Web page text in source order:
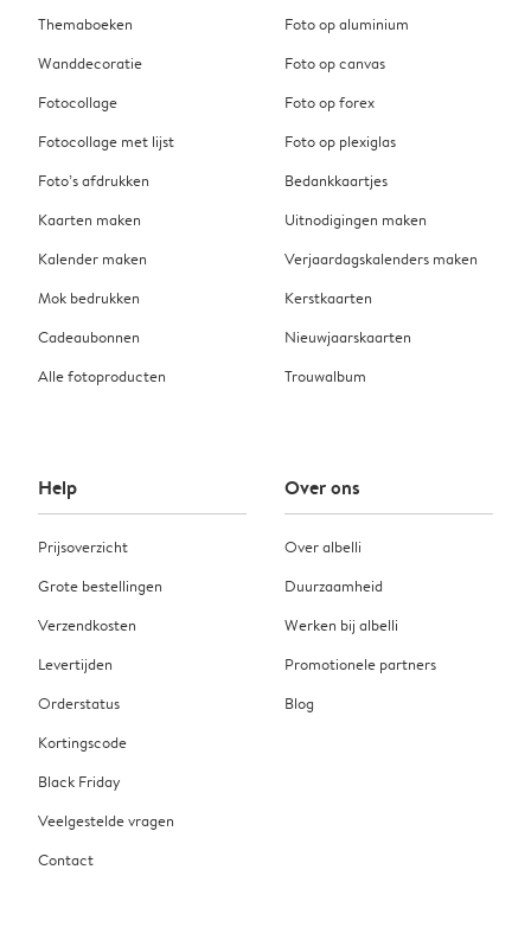
Themaboeken
Wanddecoratie
Fotocollage
Fotocollage met lijst
Foto’s afdrukken
Kaarten maken
Kalender maken
Mok bedrukken
Cadeaubonnen
Alle fotoproducten
Foto op aluminium
Foto op canvas
Foto op forex
Foto op plexiglas
Bedankkaartjes
Uitnodigingen maken
Verjaardagskalenders maken
Kerstkaarten
Nieuwjaarskaarten
Trouwalbum
Help
Prijsoverzicht
Grote bestellingen
Verzendkosten
Levertijden
Orderstatus
Kortingscode
Black Friday
Veelgestelde vragen
Contact
Over ons
Over albelli
Duurzaamheid
Werken bij albelli
Promotionele partners
Blog